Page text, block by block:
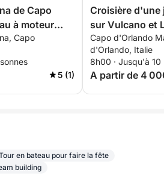
de Capo
à moteur
Capo
5 (1)
Croisière d'une
sur Vulcano et
Capo d'Orlando
d'Orlando, Italie
8h00 · Jusqu'à 10
A partir de 4
en bateau pour faire la fête
building